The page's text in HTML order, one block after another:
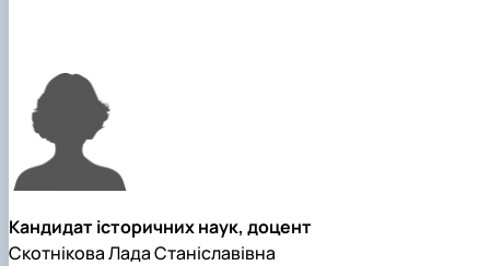
Кандидат історичних наук, доцент
Скотнікова Лада Станіславівна